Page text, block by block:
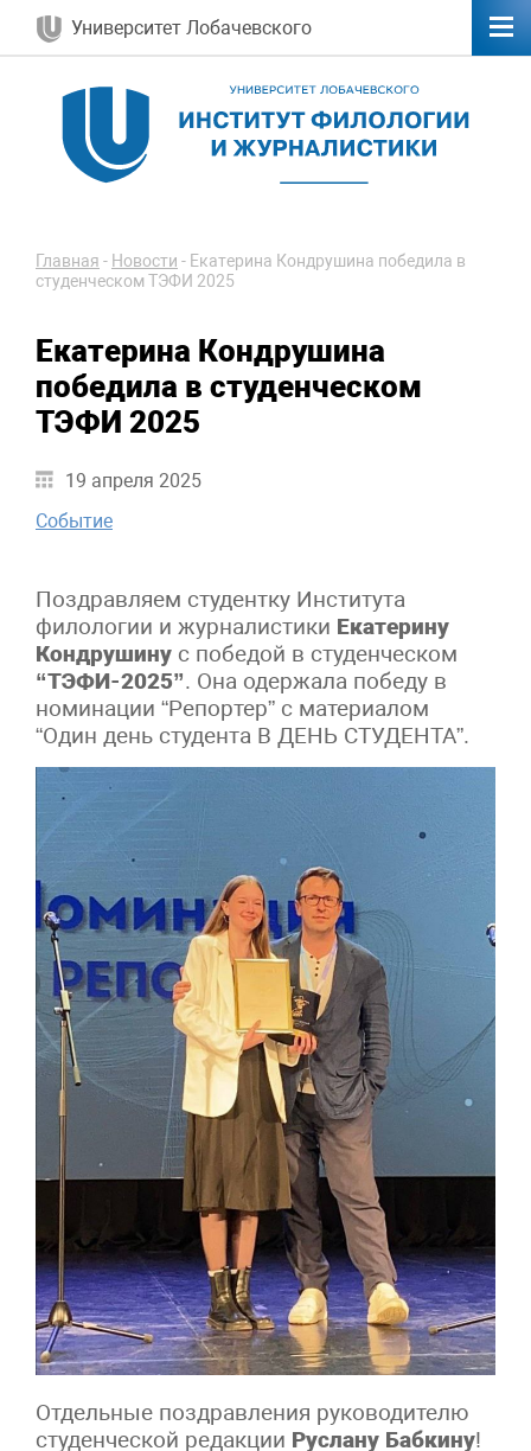
Университет Лобачевского
Главная - Новости - Екатерина Кондрушина победила в
студенческом ТЭФИ 2025
Екатерина Кондрушина
победила в студенческом
ТЭФИ 2025
19 апреля 2025
Событие
Поздравляем студентку Института
филологии и журналистики Екатерину
Кондрушину с победой в студенческом
“ТЭФИ-2025”. Она одержала победу в
номинации “Репортер” с материалом
“Один день студента В ДЕНЬ СТУДЕНТА”.
Отдельные поздравления руководителю
студенческой редакции Руслану Бабкину!